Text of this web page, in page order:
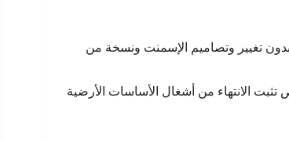
تغيير وتصاميم الإسمنت ونسخة من
الانتهاء من أشغال الأساسات الأرضية